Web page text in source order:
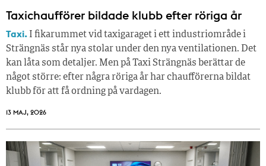
Taxichaufförer bildade klubb efter röriga år
Taxi. I fikarummet vid taxigaraget i ett industriområde i
Strängnäs står nya stolar under den nya ventilationen. Det
kan låta som detaljer. Men på Taxi Strängnäs berättar de
något större: efter några röriga år har chaufförerna bildat
klubb för att få ordning på vardagen.
13 MAJ, 2026